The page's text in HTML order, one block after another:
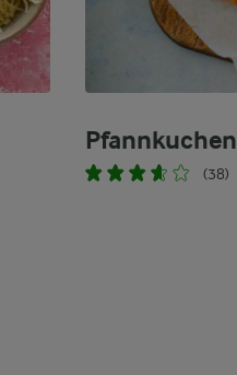
Pfannkuchen
(38)